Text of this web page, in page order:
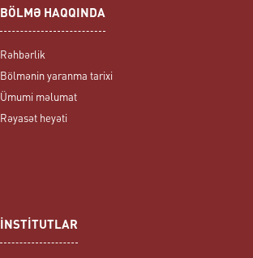
BÖLMƏ HAQQINDA
Rəhbərlik
Bölmənin yaranma tarixi
Ümumi məlumat
Rəyasət heyəti
İNSTİTUTLAR